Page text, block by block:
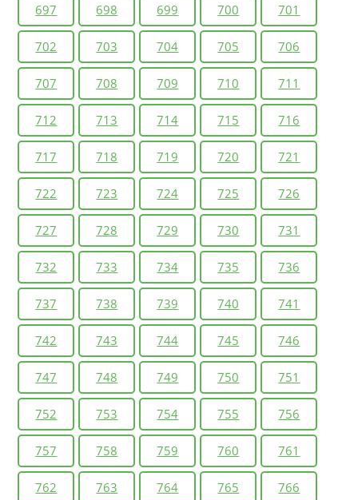
697 698 699 700 701
702 703 704 705 706
707 708 709 710 711
712 713 714 715 716
717 718 719 720 721
722 723 724 725 726
727 728 729 730 731
732 733 734 735 736
737 738 739 740 741
742 743 744 745 746
747 748 749 750 751
752 753 754 755 756
757 758 759 760 761
762 763 764 765 766